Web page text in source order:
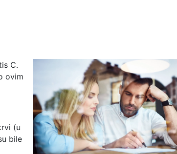
C.
ovim
(u
bile